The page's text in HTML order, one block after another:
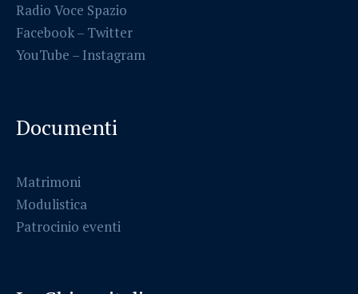
Radio Voce Spazio
Facebook– Twitter
YouTube – Instagram
Documenti
Matrimoni
Modulistica
Patrocinio eventi